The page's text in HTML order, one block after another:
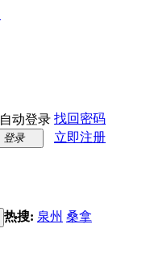
自动登录 找回密码
登录
立即注册
热搜: 泉州 桑拿